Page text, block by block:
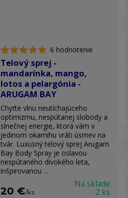
6 hodnotenie
Telový sprej -
mandarínka, mango,
lotos a pelargónia -
ARUGAM BAY
Chyťte vlnu neutíchajúceho
optimizmu, nespútanej slobody a
slnečnej energie, ktorá vám v
jedinom okamihu vráti úsmev na
tvár. Luxusný telový sprej Arugam
Bay Body Spray je oslavou
nespútaného divokého leta,
inšpirovanou ...
20 €/ks
Na sklade
2 ks